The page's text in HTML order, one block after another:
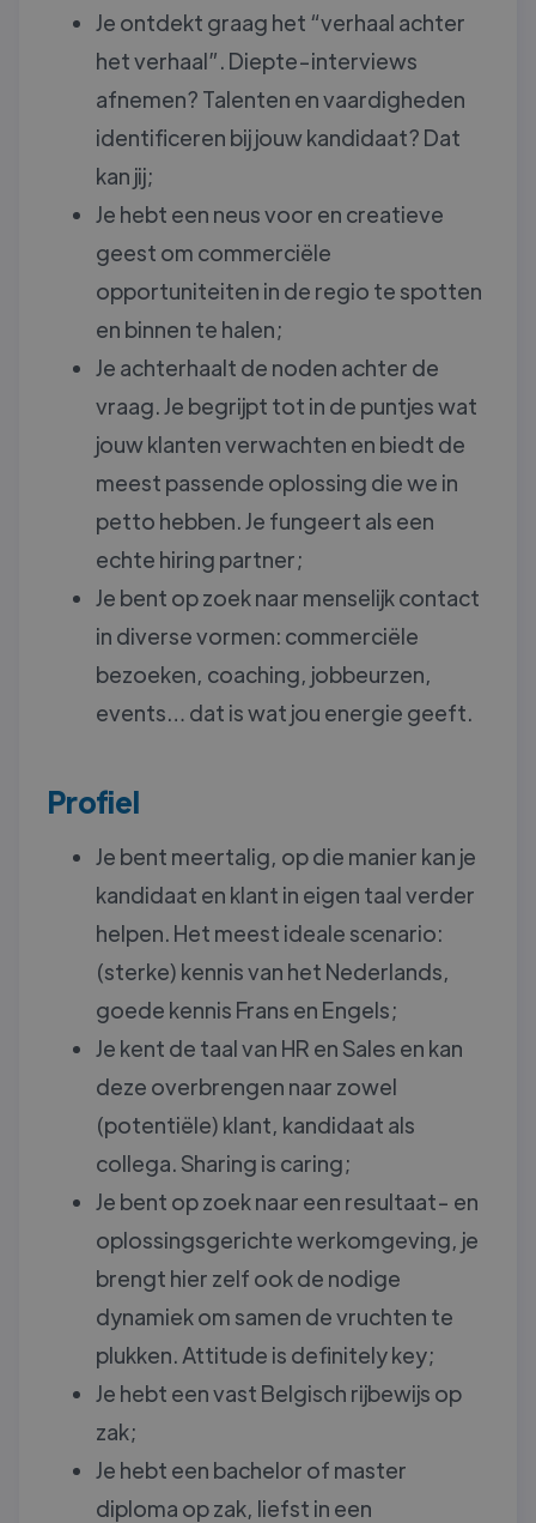
Je ontdekt graag het “verhaal achter
het verhaal”. Diepte-interviews
afnemen? Talenten en vaardigheden
identificeren bij jouw kandidaat? Dat
kan jij;
Je hebt een neus voor en creatieve
geest om commerciële
opportuniteiten in de regio te spotten
en binnen te halen;
Je achterhaalt de noden achter de
vraag. Je begrijpt tot in de puntjes wat
jouw klanten verwachten en biedt de
meest passende oplossing die we in
petto hebben. Je fungeert als een
echte hiring partner;
Je bent op zoek naar menselijk contact
in diverse vormen: commerciële
bezoeken, coaching, jobbeurzen,
events… dat is wat jou energie geeft.
Profiel
Je bent meertalig, op die manier kan je
kandidaat en klant in eigen taal verder
helpen. Het meest ideale scenario:
(sterke) kennis van het Nederlands,
goede kennis Frans en Engels;
Je kent de taal van HR en Sales en kan
deze overbrengen naar zowel
(potentiële) klant, kandidaat als
collega. Sharing is caring;
Je bent op zoek naar een resultaat- en
oplossingsgerichte werkomgeving, je
brengt hier zelf ook de nodige
dynamiek om samen de vruchten te
plukken. Attitude is definitely key;
Je hebt een vast Belgisch rijbewijs op
zak;
Je hebt een bachelor of master
diploma op zak, liefst in een